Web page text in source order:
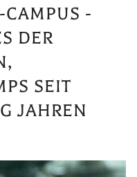
CAMPUS -
DER
SEIT
JAHREN